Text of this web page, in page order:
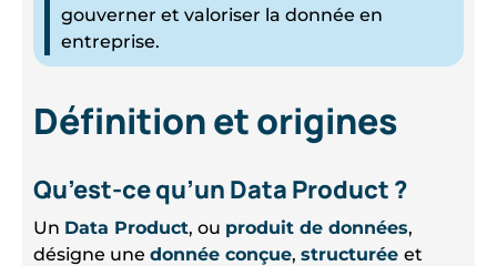
gouverner et valoriser la donnée en
entreprise.
Définition et origines
Qu’est-ce qu’un Data Product ?
Un Data Product, ou produit de données,
désigne une donnée conçue, structurée et